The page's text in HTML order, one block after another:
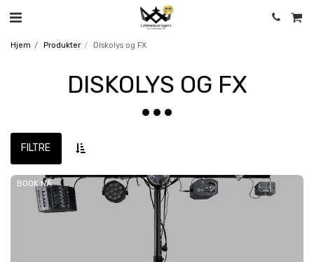
Hjem Produkter Diskolys og FX
DISKOLYS OG FX
FILTRE
BOOK NÅ